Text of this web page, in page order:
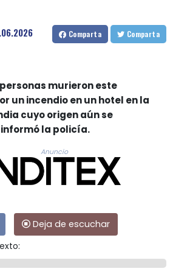
Comparta Comparta
personas murieron este
un incendio en un hotel en la
cuyo origen aún se
la policía.
Anuncio
Deja de escuchar